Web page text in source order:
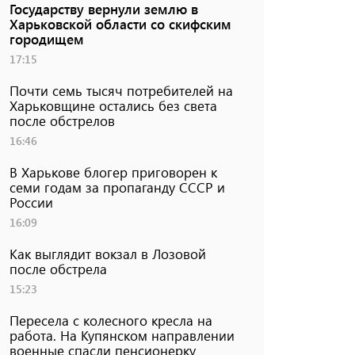
Государству вернули землю в
Харьковской области со скифским
городищем
17:15
Почти семь тысяч потребителей на
Харьковщине остались без света
после обстрелов
16:46
В Харькове блогер приговорен к
семи годам за пропаганду СССР и
России
16:09
Как выглядит вокзал в Лозовой
после обстрела
15:23
Пересела с колесного кресла на
работа. На Купянском направлении
военные спасли пенсионерку